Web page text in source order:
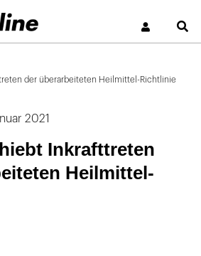
der überarbeiteten Heilmittel-Richtlinie
2021
Inkrafttreten
Heilmittel-